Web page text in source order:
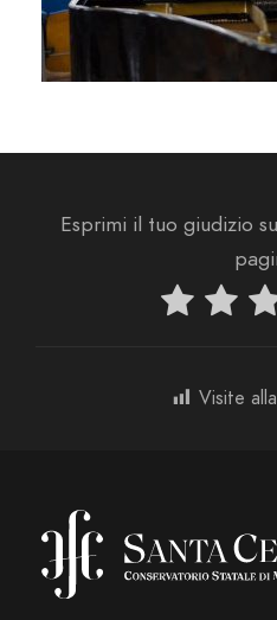
Esprimi il tuo giudizio
Visite